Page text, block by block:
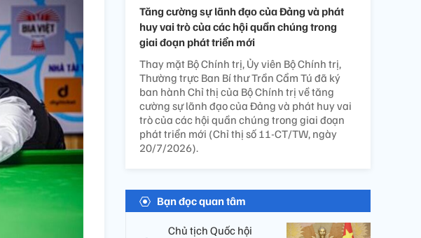
Tăng cường sự lãnh đạo của Đảng và phát
huy vai trò của các hội quần chúng trong
giai đoạn phát triển mới
Thay mặt Bộ Chính trị, Ủy viên Bộ Chính trị,
Thường trực Ban Bí thư Trần Cẩm Tú đã ký
ban hành Chỉ thị của Bộ Chính trị về tăng
cường sự lãnh đạo của Đảng và phát huy vai
trò của các hội quần chúng trong giai đoạn
phát triển mới (Chỉ thị số 11-CT/TW, ngày
20/7/2026).
Bạn đọc quan tâm
Chủ tịch Quốc hội